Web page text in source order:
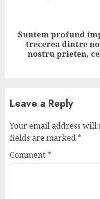
Next
post:
Suntem profund
trecerea dintre
nostru prieten,
Leave a Reply
Your email address will
fields are marked *
Comment *